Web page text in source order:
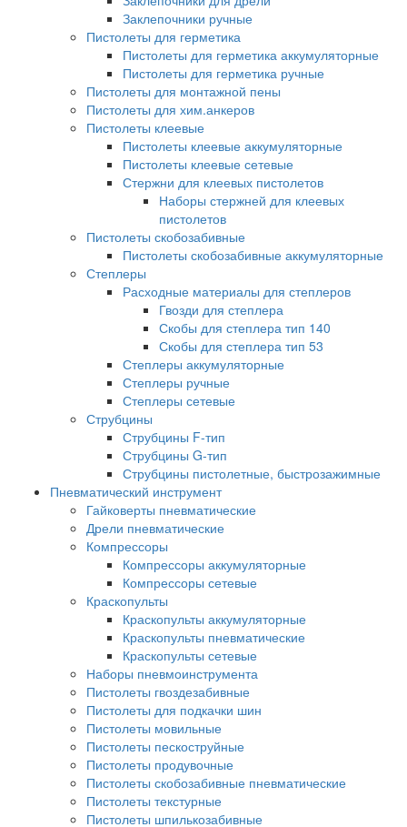
Заклепочники ручные
Пистолеты для герметика
Пистолеты для герметика аккумуляторные
Пистолеты для герметика ручные
Пистолеты для монтажной пены
Пистолеты для хим.анкеров
Пистолеты клеевые
Пистолеты клеевые аккумуляторные
Пистолеты клеевые сетевые
Стержни для клеевых пистолетов
Наборы стержней для клеевых
пистолетов
Пистолеты скобозабивные
Пистолеты скобозабивные аккумуляторные
Степлеры
Расходные материалы для степлеров
Гвозди для степлера
Скобы для степлера тип 140
Скобы для степлера тип 53
Степлеры аккумуляторные
Степлеры ручные
Степлеры сетевые
Струбцины
Струбцины F-тип
Струбцины G-тип
Струбцины пистолетные, быстрозажимные
Пневматический инструмент
Гайковерты пневматические
Дрели пневматические
Компрессоры
Компрессоры аккумуляторные
Компрессоры сетевые
Краскопульты
Краскопульты аккумуляторные
Краскопульты пневматические
Краскопульты сетевые
Наборы пневмоинструмента
Пистолеты гвоздезабивные
Пистолеты для подкачки шин
Пистолеты мовильные
Пистолеты пескоструйные
Пистолеты продувочные
Пистолеты скобозабивные пневматические
Пистолеты текстурные
Пистолеты шпилькозабивные